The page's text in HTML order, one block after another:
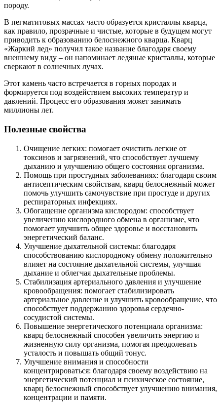
породу.
В пегматитовых массах часто образуется кристаллы кварца,
как правило, прозрачные и чистые, которые в будущем могут
приводить к образованию белоснежного кварца. Кварц
«Жаркий лед» получил такое название благодаря своему
внешнему виду – он напоминает ледяные кристаллы, которые
сверкают в солнечных лучах.
Этот камень часто встречается в горных породах и
формируется под воздействием высоких температур и
давлений. Процесс его образования может занимать
миллионы лет.
Полезные свойства
Очищение легких: помогает очистить легкие от
токсинов и загрязнений, что способствует лучшему
дыханию и улучшению общего состояния организма.
Помощь при простудных заболеваниях: благодаря своим
антисептическим свойствам, кварц белоснежный может
помочь улучшить самочувствие при простуде и других
респираторных инфекциях.
Обогащение организма кислородом: способствует
увеличению кислородного обмена в организме, что
помогает улучшить общее здоровье и восстановить
энергетический баланс.
Улучшение дыхательной системы: благодаря
способствованию кислородному обмену положительно
влияет на состояние дыхательной системы, улучшая
дыхание и облегчая дыхательные проблемы.
Стабилизация артериального давления и улучшение
кровообращения: помогает стабилизировать
артериальное давление и улучшить кровообращение, что
способствует поддержанию здоровья сердечно-
сосудистой системы.
Повышение энергетического потенциала организма:
кварц белоснежный способен увеличить энергию и
жизненную силу организма, помогая преодолевать
усталость и повышать общий тонус.
Улучшение внимания и способности
концентрироваться: благодаря своему воздействию на
энергетический потенциал и психическое состояние,
кварц белоснежный способствует улучшению внимания,
концентрации и памяти.